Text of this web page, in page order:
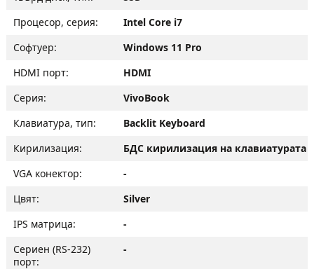
Процесор, серия:
Intel Core i7
Софтуер:
Windows 11 Pro
HDMI порт:
HDMI
Серия:
VivoBook
Клавиатура, тип:
Backlit Keyboard
Кирилизация:
БДС кирилизация на клавиатурата
VGA конектор:
-
Цвят:
Silver
IPS матрица:
-
Сериен (RS-232)
порт:
-